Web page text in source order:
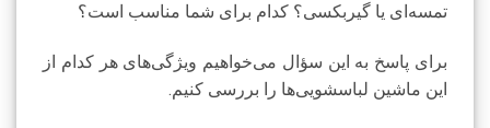
تمسه‌ای یا گیربکسی؟ کدام برای شما مناسب است؟
برای پاسخ به این سؤال می‌خواهیم ویژگی‌های هر کدام از
این ماشین لباسشویی‌ها را بررسی کنیم.